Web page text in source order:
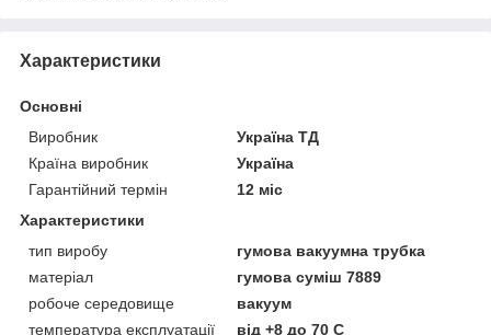
Характеристики
Основні
Виробник
Україна ТД
Країна виробник
Україна
Гарантійний термін
12 міс
Характеристики
тип виробу
гумова вакуумна трубка
матеріал
гумова суміш 7889
робоче середовище
вакуум
температура експлуатації
від +8 до 70 С